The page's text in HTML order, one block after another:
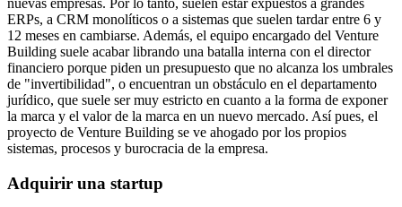
nuevas empresas. Por lo tanto, suelen estar expuestos a grandes
ERPs, a CRM monolíticos o a sistemas que suelen tardar entre 6 y
12 meses en cambiarse. Además, el equipo encargado del Venture
Building suele acabar librando una batalla interna con el director
financiero porque piden un presupuesto que no alcanza los umbrales
de "invertibilidad", o encuentran un obstáculo en el departamento
jurídico, que suele ser muy estricto en cuanto a la forma de exponer
la marca y el valor de la marca en un nuevo mercado. Así pues, el
proyecto de Venture Building se ve ahogado por los propios
sistemas, procesos y burocracia de la empresa.
Adquirir una startup